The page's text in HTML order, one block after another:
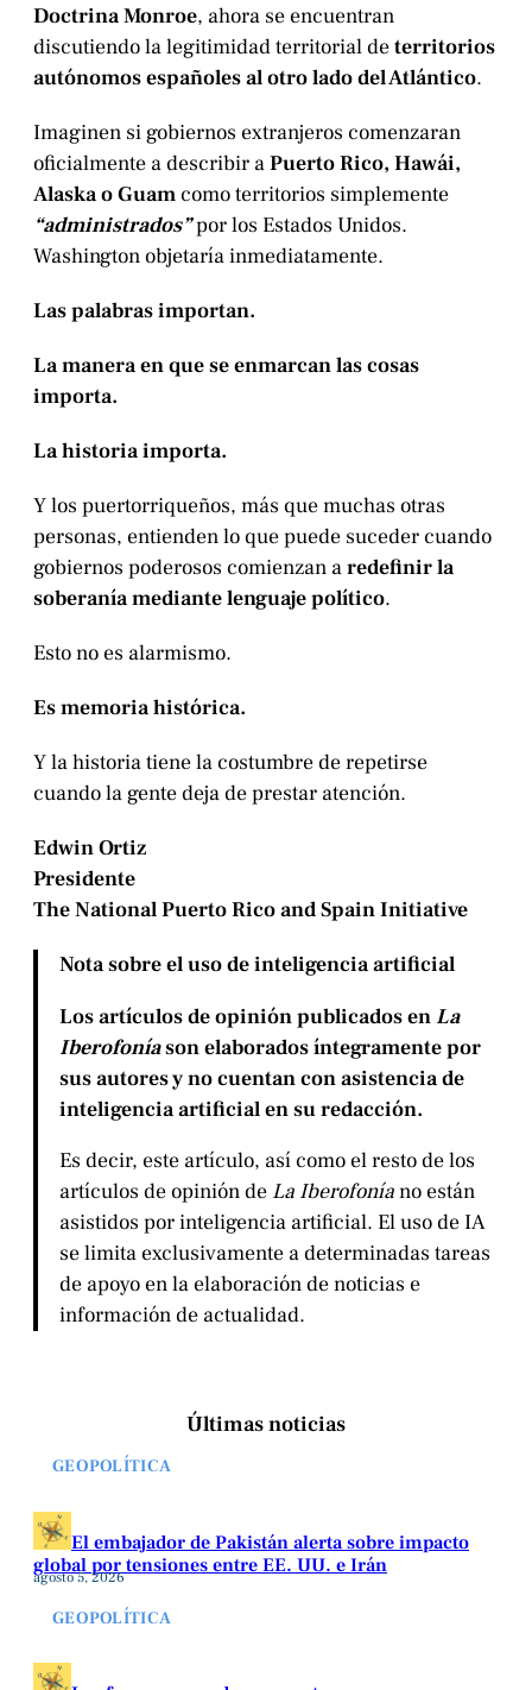
Doctrina Monroe, ahora se encuentran
discutiendo la legitimidad territorial deterritorios
autónomos españoles al otro lado del Atlántico.
Imaginen si gobiernos extranjeros comenzaran
oficialmente a describir aPuerto Rico, Hawái,
Alaska o Guam como territorios simplemente
“administrados”por los Estados Unidos.
Washington objetaría inmediatamente.
Las palabras importan.
La manera en que se enmarcan las cosas
importa.
La historia importa.
Y los puertorriqueños, más que muchas otras
personas, entienden lo que puede suceder cuando
gobiernos poderosos comienzan aredefinir la
soberanía mediante lenguaje político.
Esto no es alarmismo.
Es memoria histórica.
Y la historia tiene la costumbre de repetirse
cuando la gente deja de prestar atención.
Edwin Ortiz
Presidente
The National Puerto Rico and Spain Initiative
Nota sobre el uso de inteligencia artificial
Los artículos de opinión publicados enLa
Iberofoníason elaborados íntegramente por
sus autores y no cuentan con asistencia de
inteligencia artificial en su redacción.
Es decir, este artículo, así como el resto de los
artículos de opinión de La Iberofoníano están
asistidos por inteligencia artificial. El uso de IA
se limita exclusivamente a determinadas tareas
de apoyo en la elaboración de noticias e
información de actualidad.
Últimas noticias
GEOPOLÍTICA
El embajador de Pakistán alerta sobre impacto
global por tensiones entre EE. UU. e Irán
agosto 5, 2026
GEOPOLÍTICA